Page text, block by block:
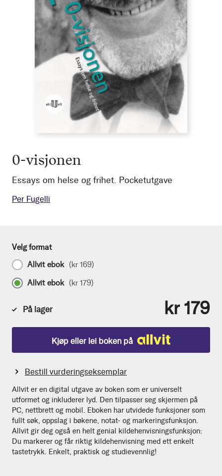
0-visjonen
Essays om helse og frihet. Pocketutgave
Per Fugelli
Velg format
Allvit ebok (kr 169)
Allvit ebok (kr 179)
På lager kr 179
Kjøp eller lei boken på
Bestill vurderingseksemplar
Allvit er en digital utgave av boken som er universelt
utformet og inkluderer lyd. Den tilpasser seg skjermen på
PC, nettbrett og mobil. Eboken har utvidede funksjoner som
fullt søk, oppslag i bøkene, notat- og markeringsfunksjon.
Allvit gir deg også en helt genial kildehenvisningsfunksjon:
Du markerer og får riktig kildehenvisning med ett enkelt
tastetrykk. Enkelt, praktisk og studievennlig!